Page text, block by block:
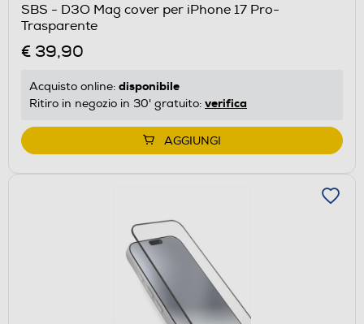
SBS - D3O Mag cover per iPhone 17 Pro-
Trasparente
€ 39,90
Acquisto online: disponibile
Ritiro in negozio in 30' gratuito: verifica
AGGIUNGI